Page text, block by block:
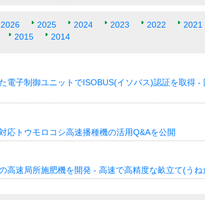
2026 2025 2024 2023 2022 2021
2015 2014
電子制御ユニットでISOBUS(イソバス)認証を取得 -
応トウモロコシ高速播種機の活用Q&Aを公開
高速局所施肥機を開発 - 高速で高精度な畝立て(う